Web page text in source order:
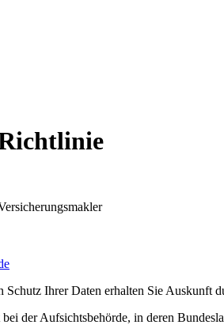
Schutz Ihrer Daten erhalten Sie Auskunft
bei der Aufsichtsbehörde, in deren